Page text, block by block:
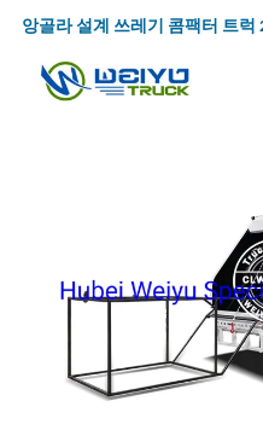
앙골라 설계 쓰레기 콤팩터 트럭